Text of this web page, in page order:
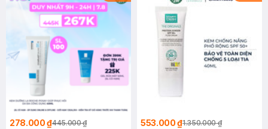
278.000 ₫445.000 ₫ 553.000 ₫1.350.000 ₫